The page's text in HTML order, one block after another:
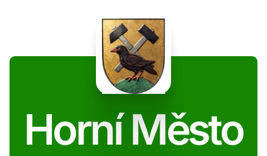
Horní Město